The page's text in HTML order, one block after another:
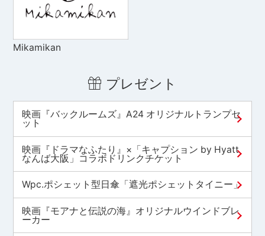
Mikamikan
プレゼント
映画『バックルームズ』A24 オリジナルトランプセ
ット
映画『ドラマなふたり』×「キャプション by Hyatt
なんば大阪」コラボドリンクチケット
Wpc.ポシェット型日傘「遮光ポシェットタイニー」
映画『モアナと伝説の海』オリジナルウインドブレ
ーカー